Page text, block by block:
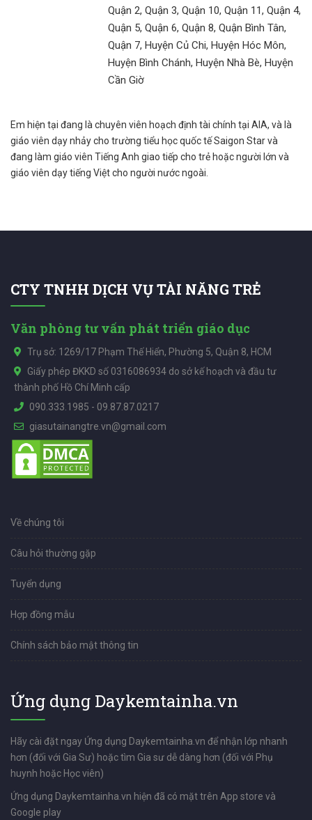
Quận 2, Quận 3, Quận 10, Quận 11, Quận 4,
Quận 5, Quận 6, Quận 8, Quận Bình Tân,
Quận 7, Huyện Củ Chi, Huyện Hóc Môn,
Huyện Bình Chánh, Huyện Nhà Bè, Huyện
Cần Giờ
Em hiện tại đang là chuyên viên hoạch định tài chính tại AIA, và là
giáo viên dạy nhảy cho trường tiểu học quốc tế Saigon Star và
đang làm giáo viên Tiếng Anh giao tiếp cho trẻ hoặc người lớn và
giáo viên dạy tiếng Việt cho người nước ngoài.
CTY TNHH DỊCH VỤ TÀI NĂNG TRẺ
Văn phòng tư vấn phát triển giáo dục
Trụ sở: 1269/17 Phạm Thế Hiển, Phường 5, Quận 8, HCM
Giấy phép ĐKKD số 0316086934 do sở kế hoạch và đầu tư
thành phố Hồ Chí Minh cấp
090.333.1985 - 09.87.87.0217
giasutainangtre.vn@gmail.com
Về chúng tôi
Câu hỏi thường gặp
Tuyển dụng
Hợp đồng mẫu
Chính sách bảo mật thông tin
Ứng dụng Daykemtainha.vn
Hãy cài đặt ngay Ứng dụng Daykemtainha.vn để nhận lớp nhanh
hơn (đối với Gia Sư) hoặc tìm Gia sư dễ dàng hơn (đối với Phụ
huynh hoặc Học viên)
Ứng dụng Daykemtainha.vn hiện đã có mặt trên App store và
Google play